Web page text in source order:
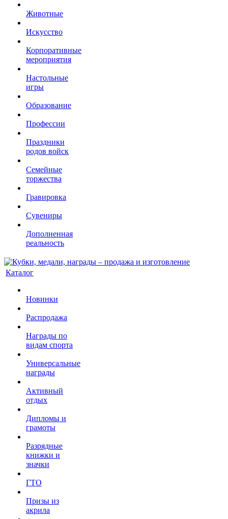
Животные
Искусство
Корпоративные
мероприятия
Настольные
игры
Образование
Профессии
Праздники
родов войск
Семейные
торжества
Гравировка
Сувениры
Дополненная
реальность
Каталог
Новинки
Распродажа
Награды по
видам спорта
Универсальные
награды
Активный
отдых
Дипломы и
грамоты
Разрядные
книжки и
значки
ГТО
Призы из
акрила